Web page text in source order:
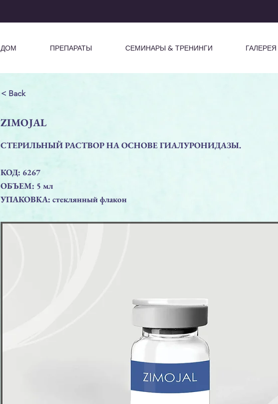
ДОМ ПРЕПАРАТЫ СЕМИНАРЫ & ТРЕНИНГИ ГАЛЕРЕЯ
< Back
ZIMOJAL
СТЕРИЛЬНЫЙ РАСТВОР НА ОСНОВЕ ГИАЛУРОНИДАЗЫ.
КОД: 6267
ОБЪЕМ: 5 мл
УПАКОВКА: стеклянный флакон